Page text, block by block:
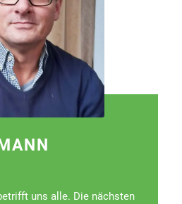
uns alle. Die nächsten